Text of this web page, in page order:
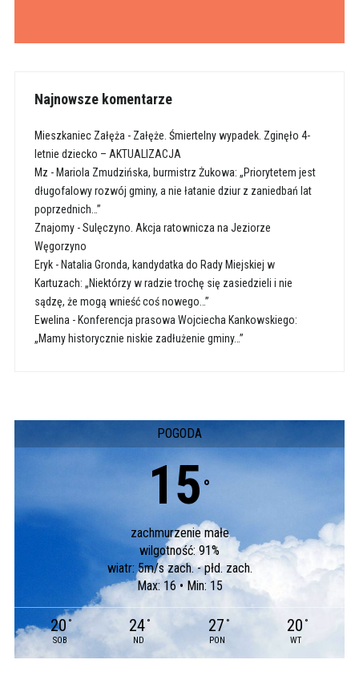
Najnowsze komentarze
Mieszkaniec Załęża - Załęże. Śmiertelny wypadek. Zginęło 4-
letnie dziecko – AKTUALIZACJA
Mz - Mariola Zmudzińska, burmistrz Żukowa: „Priorytetem jest
długofalowy rozwój gminy, a nie łatanie dziur z zaniedbań lat
poprzednich…”
Znajomy-Sulęczyno. Akcja ratownicza na Jeziorze
Węgorzyno
Eryk- Natalia Gronda, kandydatka do Rady Miejskiej w
Kartuzach: „Niektórzy w radzie trochę się zasiedzieli i nie
sądzę, że mogą wnieść coś nowego…”
Ewelina - Konferencja prasowa Wojciecha Kankowskiego:
„Mamy historycznie niskie zadłużenie gminy…”
POGODA
15 °
zachmurzenie małe
wilgotność: 91%
wiatr: 5m/s zach. - płd. zach.
Max: 16 • Min: 15
20 °
SOB
24 °
ND
27 °
PON
20 °
WT